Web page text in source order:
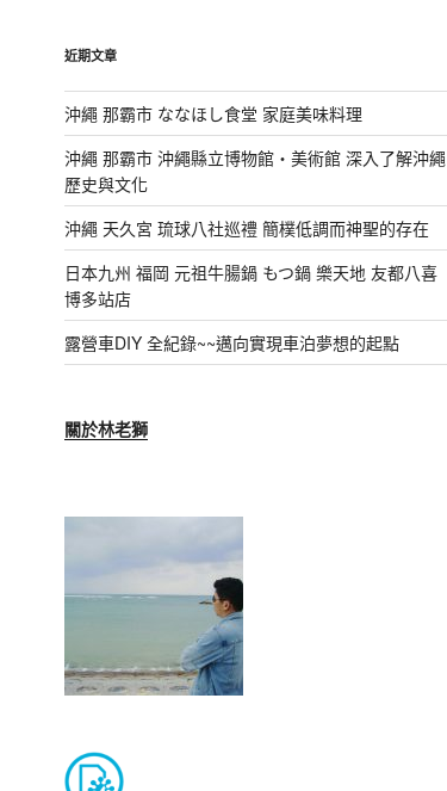
近期文章
沖繩 那霸市 ななほし食堂 家庭美味料理
沖繩 那霸市 沖繩縣立博物館・美術館 深入了解沖繩
歷史與文化
沖繩 天久宮 琉球八社巡禮 簡樸低調而神聖的存在
日本九州 福岡 元祖牛腸鍋 もつ鍋 樂天地 友都八喜
博多站店
露營車DIY 全紀錄~~邁向實現車泊夢想的起點
關於林老獅